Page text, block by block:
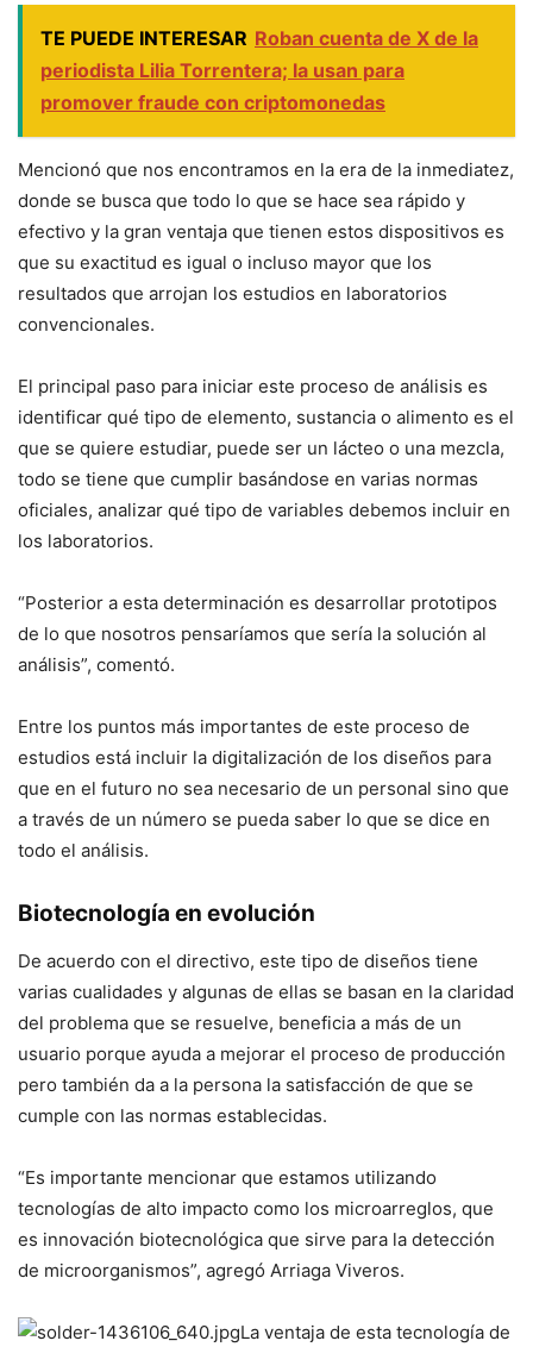
TE PUEDE INTERESAR Roban cuenta de X de la
periodista Lilia Torrentera; la usan para
promover fraude con criptomonedas
Mencionó que nos encontramos en la era de la inmediatez,
donde se busca que todo lo que se hace sea rápido y
efectivo y la gran ventaja que tienen estos dispositivos es
que su exactitud es igual o incluso mayor que los
resultados que arrojan los estudios en laboratorios
convencionales.
El principal paso para iniciar este proceso de análisis es
identificar qué tipo de elemento, sustancia o alimento es el
que se quiere estudiar, puede ser un lácteo o una mezcla,
todo se tiene que cumplir basándose en varias normas
oficiales, analizar qué tipo de variables debemos incluir en
los laboratorios.
“Posterior a esta determinación es desarrollar prototipos
de lo que nosotros pensaríamos que sería la solución al
análisis”, comentó.
Entre los puntos más importantes de este proceso de
estudios está incluir la digitalización de los diseños para
que en el futuro no sea necesario de un personal sino que
a través de un número se pueda saber lo que se dice en
todo el análisis.
Biotecnología en evolución
De acuerdo con el directivo, este tipo de diseños tiene
varias cualidades y algunas de ellas se basan en la claridad
del problema que se resuelve, beneficia a más de un
usuario porque ayuda a mejorar el proceso de producción
pero también da a la persona la satisfacción de que se
cumple con las normas establecidas.
“Es importante mencionar que estamos utilizando
tecnologías de alto impacto como los microarreglos, que
es innovación biotecnológica que sirve para la detección
de microorganismos”, agregó Arriaga Viveros.
La ventaja de esta tecnología de